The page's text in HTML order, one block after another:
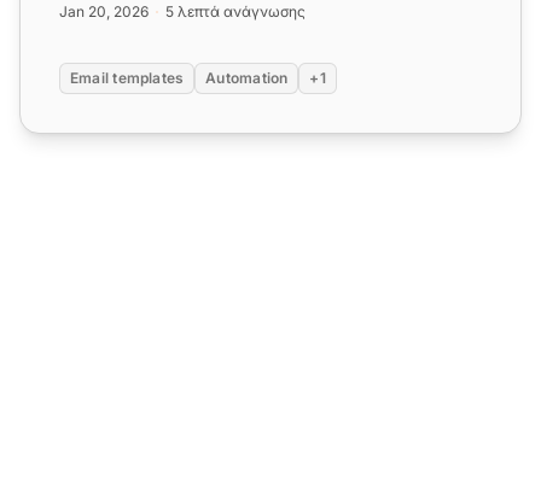
Jan 20, 2026 5 λεπτά ανάγνωσης
Email templates Automation +1